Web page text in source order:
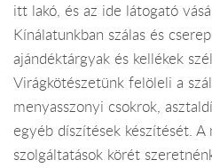
itt lakó, és az ide látogató
Kínálatunkban szálas és
ajándéktárgyak és kellékek
Virágkötészetünk felöleli a
menyasszonyi csokrok,
egyéb díszítések készítését.
szolgáltatások körét